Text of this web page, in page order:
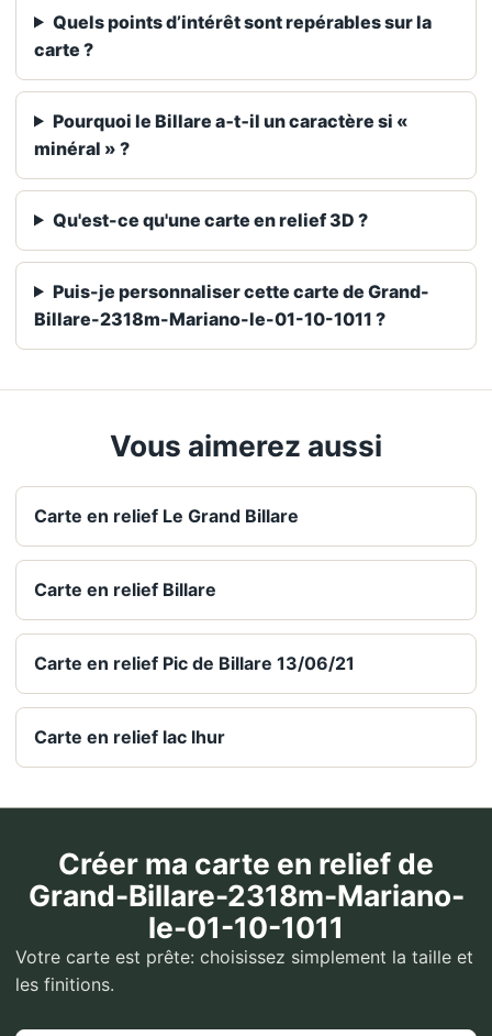
Quels points d’intérêt sont repérables sur la
carte ?
Pourquoi le Billare a‑t‑il un caractère si «
minéral » ?
Qu'est-ce qu'une carte en relief 3D ?
Puis-je personnaliser cette carte de Grand-
Billare-2318m-Mariano-le-01-10-1011 ?
Vous aimerez aussi
Carte en relief Le Grand Billare
Carte en relief Billare
Carte en relief Pic de Billare 13/06/21
Carte en relief lac lhur
Créer ma carte en relief de
Grand-Billare-2318m-Mariano-
le-01-10-1011
Votre carte est prête: choisissez simplement la taille et
les finitions.